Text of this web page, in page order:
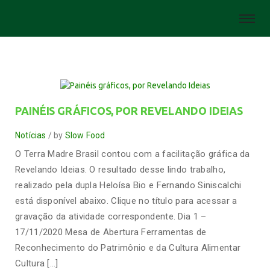
PAINÉIS GRÁFICOS, POR REVELANDO IDEIAS
Notícias by Slow Food
O Terra Madre Brasil contou com a facilitação gráfica da
Revelando Ideias. O resultado desse lindo trabalho,
realizado pela dupla Heloísa Bio e Fernando Siniscalchi
está disponível abaixo. Clique no título para acessar a
gravação da atividade correspondente. Dia 1 –
17/11/2020 Mesa de Abertura Ferramentas de
Reconhecimento do Patrimônio e da Cultura Alimentar
Cultura […]